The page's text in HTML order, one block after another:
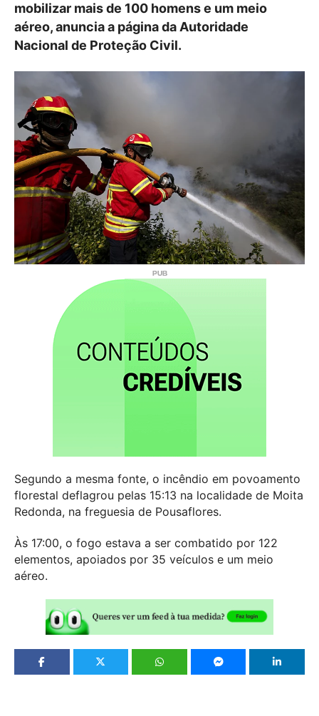
mobilizar mais de 100 homens e um meio
aéreo, anuncia a página da Autoridade
Nacional de Proteção Civil.
Segundo a mesma fonte, o incêndio em povoamento
florestal deflagrou pelas 15:13 na localidade de Moita
Redonda, na freguesia de Pousaflores.
Às 17:00, o fogo estava a ser combatido por 122
elementos, apoiados por 35 veículos e um meio
aéreo.